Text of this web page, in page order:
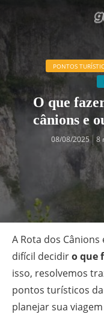
PONTOS
O que
cânions e
08/08/2025 8
A Rota dos
difícil decidiro que
isso, resolvemos
pontos turísticos
planejar sua